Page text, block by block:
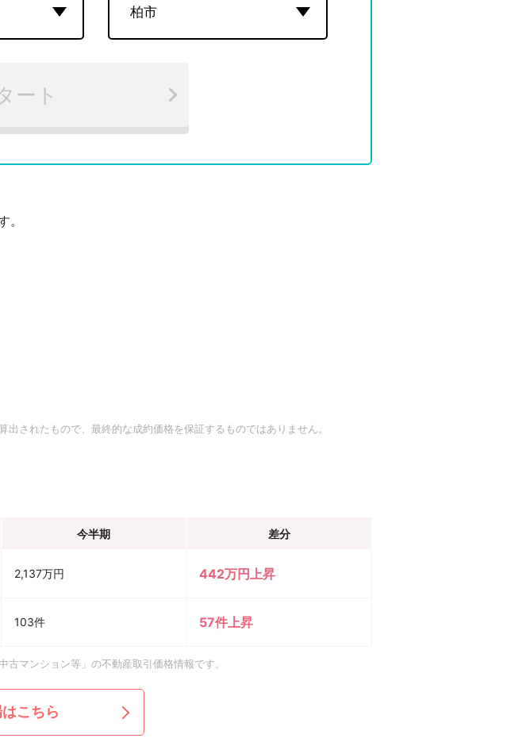
ート
。
されたもので、最終的な成約価格を保証するものではありません。
今半期 差分
2,137万円 442万円上昇
103件 57件上昇
マンション等」の不動産取引価格情報です。
こちら